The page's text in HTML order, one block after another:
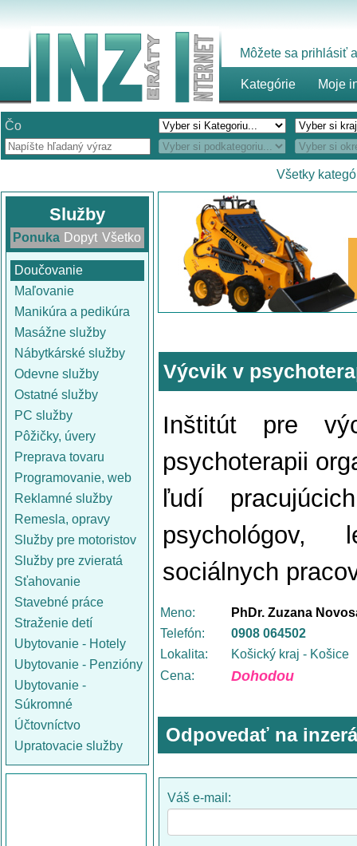
Môžete sa prihlásiť
Kategórie Moje
Čo
Všetky
Služby
Ponuka Dopyt Všetko
Doučovanie
Maľovanie
Manikúra a pedikúra
Masážne služby
Nábytkárské služby
Odevne služby
Ostatné služby
PC služby
Pôžičky, úvery
Preprava tovaru
Programovanie, web
Reklamné služby
Remesla, opravy
Služby pre motoristov
Služby pre zvieratá
Sťahovanie
Stavebné práce
Straženie detí
Ubytovanie - Hotely
Ubytovanie - Penzióny
Ubytovanie -
Súkromné
Účtovníctvo
Upratovacie služby
Výcvik v
Inštitút pre
psychoterapii
ľudí
psychológov,
sociálnych
Meno:
PhDr. Zuzana
Telefón:
0908 064502
Lokalita:
Košický kraj - Košice
Cena:
Dohodou
Odpovedať na
Váš e-mail: